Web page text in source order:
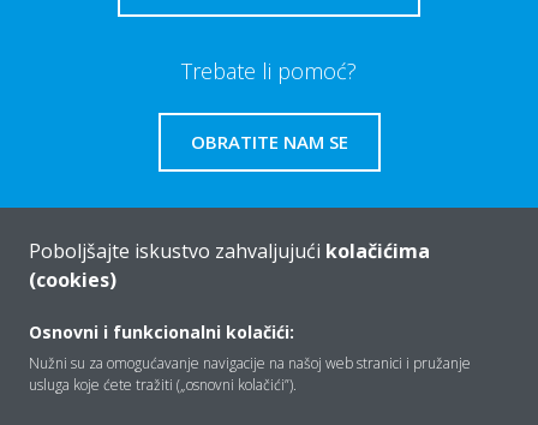
Trebate li pomoć?
OBRATITE NAM SE
Tko smo mi
Rješenja
Poboljšajte iskustvo zahvaljujući kolačićima
(cookies)
Osnovni i funkcionalni kolačići:
Nužni su za omogućavanje navigacije na našoj web stranici i pružanje
usluga koje ćete tražiti („osnovni kolačići”).